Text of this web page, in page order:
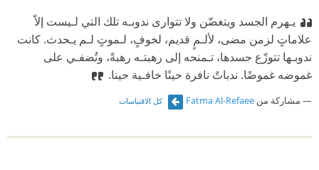
يـهرم الجسد ويتغضّن ولا تتوارى ندوبـه تلك التي لـيست إلاّ
علاماتٍ لزمن مضى، لألـمٍ قديم، لخوفٍ، لـموتٍ لـم يـحدث. كانت
ندوبـها تتوزّع جسدها، تـمنحه إلى رهبتـه رهبةً، وتُضفـي على
غموضه غموضًا. ندباتٌ نافرة حينًا خافـية حينا.
مشاركة من Fatma Al-Refaee كل الاقتباسات